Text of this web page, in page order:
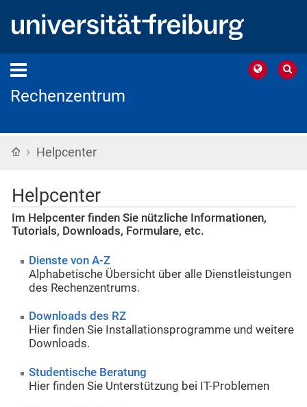
Rechenzentrum
Startseite
› Helpcenter
Helpcenter
Im Helpcenter finden Sie nützliche Informationen,
Tutorials, Downloads, Formulare, etc.
Dienste von A-Z
Alphabetische Übersicht über alle Dienstleistungen
des Rechenzentrums.
Downloads des RZ
Hier finden Sie Installationsprogramme und weitere
Downloads.
Studentische Beratung
Hier finden Sie Unterstützung bei IT-Problemen